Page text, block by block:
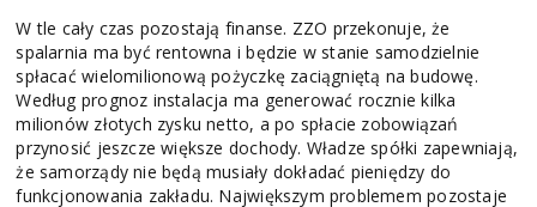
W tle cały czas pozostają finanse. ZZO przekonuje, że
spalarnia ma być rentowna i będzie w stanie samodzielnie
spłacać wielomilionową pożyczkę zaciągniętą na budowę.
Według prognoz instalacja ma generować rocznie kilka
milionów złotych zysku netto, a po spłacie zobowiązań
przynosić jeszcze większe dochody. Władze spółki zapewniają,
że samorządy nie będą musiały dokładać pieniędzy do
funkcjonowania zakładu. Największym problemem pozostaje